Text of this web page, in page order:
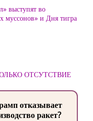
выступят во
муссонов» и Дня тигра
ОТСУТСТВИЕ
отказывает
ракет?